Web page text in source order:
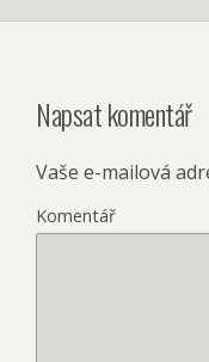
Napsat komentář
Vaše e-mailová
Komentář